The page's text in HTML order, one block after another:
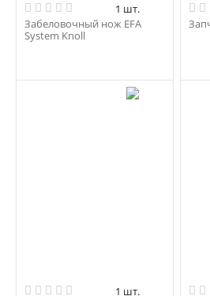
1 шт.
Забеловочный нож EFA
System Knoll
1 шт.